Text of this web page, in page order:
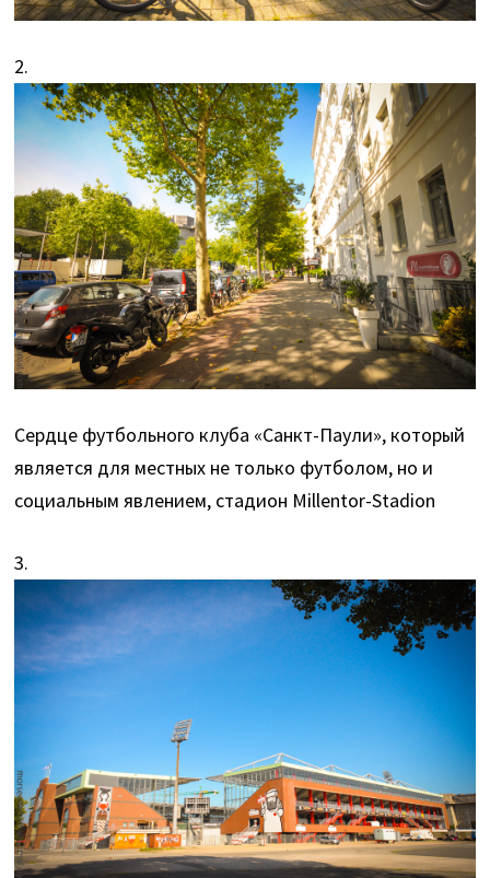
2.
Сердце футбольного клуба «Санкт-Паули», который
является для местных не только футболом, но и
социальным явлением, стадион Millentor-Stadion
3.